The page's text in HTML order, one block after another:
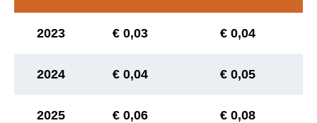
2023 € 0,03 € 0,04
2024 € 0,04 € 0,05
2025 € 0,06 € 0,08